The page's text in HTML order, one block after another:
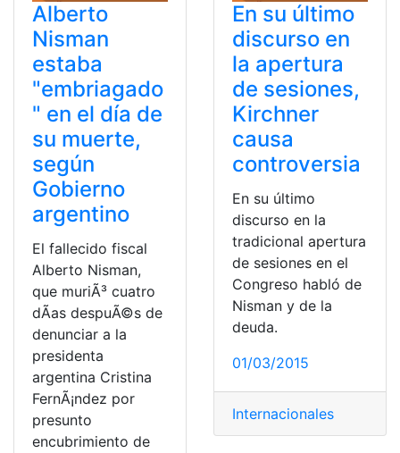
Alberto
Nisman
estaba
"embriagado
" en el día de
su muerte,
según
Gobierno
argentino
El fallecido fiscal
Alberto Nisman,
que muriÃ³ cuatro
dÃ­as despuÃ©s de
denunciar a la
presidenta
argentina Cristina
FernÃ¡ndez por
presunto
encubrimiento de
En su último
discurso en
la apertura
de sesiones,
Kirchner
causa
controversia
En su último
discurso en la
tradicional apertura
de sesiones en el
Congreso habló de
Nisman y de la
deuda.
01/03/2015
Internacionales